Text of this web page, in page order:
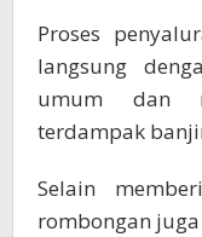
Proses
langsung
umum dan
terdampak
Selain
rombongan